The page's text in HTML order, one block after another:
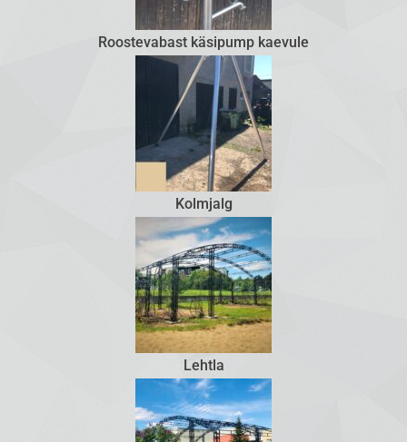
Roostevabast käsipump kaevule
Kolmjalg
Lehtla